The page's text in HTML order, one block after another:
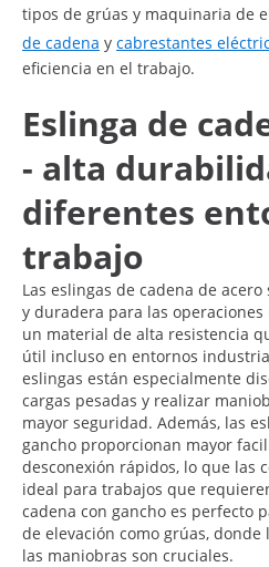
tipos de grúas y maquinaria de
de cadena y cabrestantes
eficiencia en el trabajo.
Eslinga de
- alta
diferentes
trabajo
Las eslingas de cadena de
y duradera para las operaciones
un material de alta resistencia
útil incluso en entornos
eslingas están especialmente
cargas pesadas y realizar
mayor seguridad. Además, las
gancho proporcionan mayor
desconexión rápidos, lo que las
ideal para trabajos que
cadena con gancho es perfecto
de elevación como grúas,
las maniobras son cruciales.